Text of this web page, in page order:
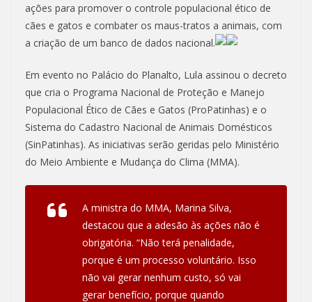
ações para promover o controle populacional ético de
cães e gatos e combater os maus-tratos a animais, com
a criação de um banco de dados nacional.
Em evento no Palácio do Planalto, Lula assinou o decreto
que cria o Programa Nacional de Proteção e Manejo
Populacional Ético de Cães e Gatos (ProPatinhas) e o
Sistema do Cadastro Nacional de Animais Domésticos
(SinPatinhas). As iniciativas serão geridas pelo Ministério
do Meio Ambiente e Mudança do Clima (MMA).
A ministra do MMA, Marina Silva,
destacou que a adesão às ações não é
obrigatória. “Não terá penalidade,
porque é um processo voluntário. Isso
não vai gerar nenhum custo, só vai
gerar benefício, porque quando